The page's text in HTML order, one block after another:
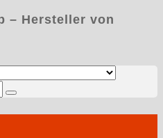
– Hersteller von